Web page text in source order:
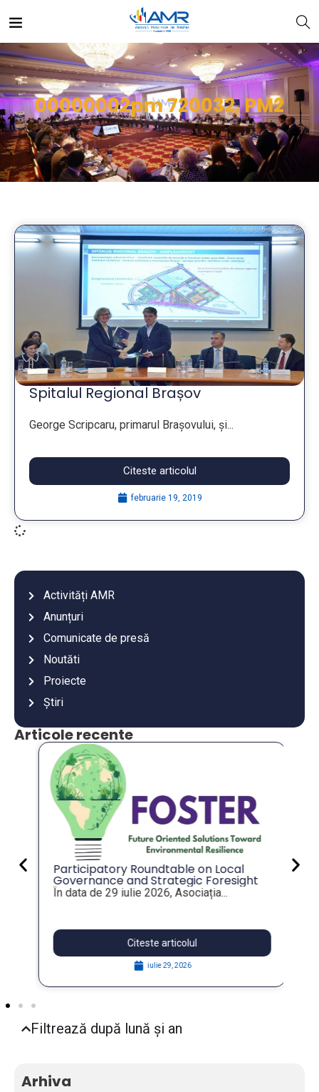
00000002pm 720032, PM2
Spitalul Regional Brașov
George Scripcaru, primarul Brașovului, și...
Citeste articolul
februarie 19, 2019
Activități AMR
Anunțuri
Comunicate de presă
Noutăti
Proiecte
Știri
Articole recente
Participatory Roundtable on Local
Governance and Strategic Foresight
for Resilient Public Policies, within the
În data de 29 iulie 2026, Asociația...
Citeste articolul
iulie 29, 2026
Filtrează după lună și an
Arhiva